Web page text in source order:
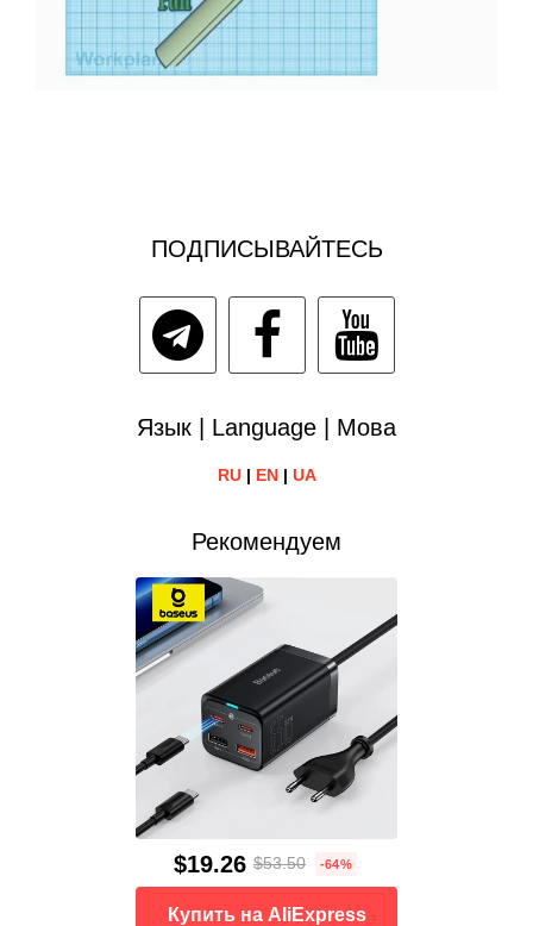
ПОДПИСЫВАЙТЕСЬ
Язык | Language | Мова
RU| EN| UA
Рекомендуем
$19.26 $53.50 -64%
Купить на AliExpress